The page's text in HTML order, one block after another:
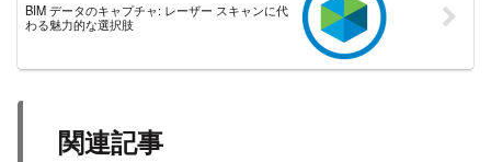
BIM データのキャプチャ: レーザー スキャンに代
わる魅力的な選択肢
関連記事